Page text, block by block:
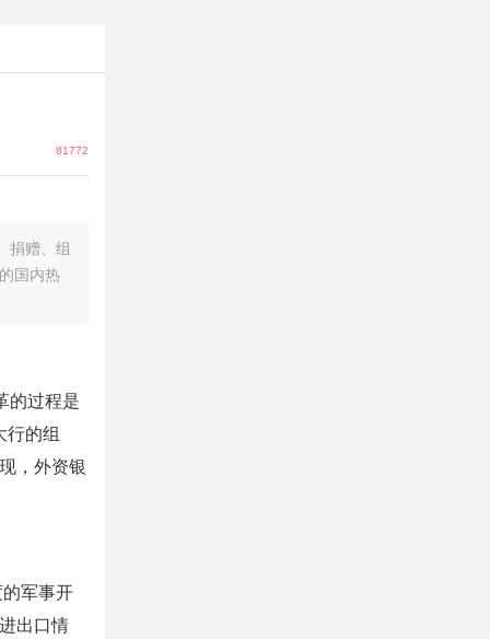
81772
赠、组
国内热
的过程是
行的组
，外资银
的军事开
出口情